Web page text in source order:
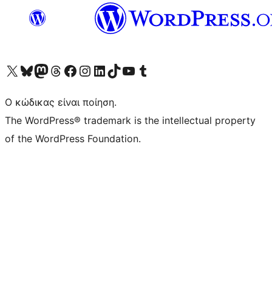
Visit our X (formerly Twitter) account
Visit our Bluesky account
Επισκεφθείτε τον λογαριασμό μας στο Mastodon
Visit our Threads account
Επισκεφτείτε τη σελίδα μας στο Facebook
Επισκεφθείτε τον λογαριασμό μας Instagram
Επισκεφθείτε τον λογαριασμό μας LinkedIn
Visit our TikTok account
Visit our YouTube channel
Visit our Tumblr account
Ο κώδικας είναι ποίηση.
The WordPress® trademark is the intellectual property
of the WordPress Foundation.